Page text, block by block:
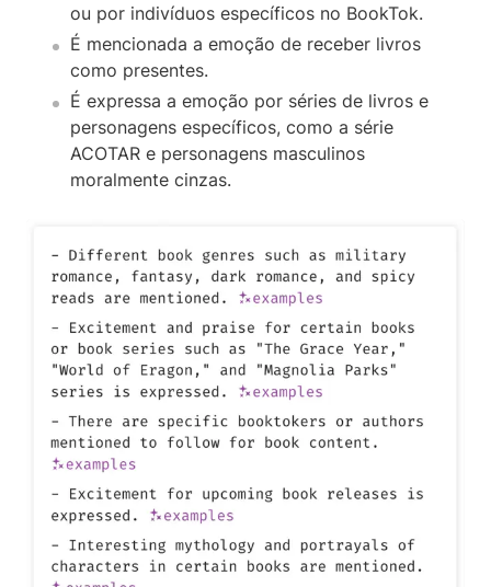
ou por indivíduos específicos no BookTok.
É mencionada a emoção de receber livros
como presentes.
É expressa a emoção por séries de livros e
personagens específicos, como a série
ACOTAR e personagens masculinos
moralmente cinzas.